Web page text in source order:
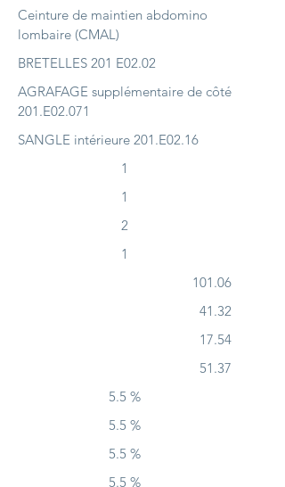
Ceinture de maintien abdomino
lombaire (CMAL)
BRETELLES 201 E02.02
AGRAFAGE supplémentaire de côté
201.E02.071
SANGLE intérieure 201.E02.16
1
1
2
1
101.06
41.32
17.54
51.37
5.5 %
5.5 %
5.5 %
5.5 %